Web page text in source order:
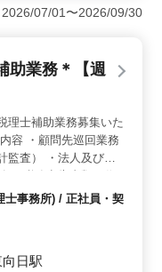
リニックで、若手
日以上の勤務が可能
ニング、口腔内の
に携われま
くでアクセスも良
備しているので、
07/01〜2026/09/30
助業務＊【週
理士補助業務募集いた
容 ・顧問先巡回業務
監査） ・法人及び個
会社設立、事業承継
策～相続税申告業務
勘定奉行 車通勤可能
ている企業です。 ぜ
士事務所) / 正社員・契
日駅